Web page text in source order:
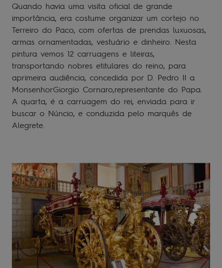
Quando havia uma visita oficial de grande
importância, era costume organizar um cortejo no
Terreiro do Paco, com ofertas de prendas luxuosas,
armas ornamentadas, vestuário e dinheiro. Nesta
pintura vemos 12 carruagens e liteiras,
transportando nobres etitulares do reino, para
aprimeira audiência, concedida por D. Pedro II a
MonsenhorGiorgio Cornaro,representante do Papa.
A quarta, é a carruagem do rei, enviada para ir
buscar o Núncio, e conduzida pelo marquês de
Alegrete.